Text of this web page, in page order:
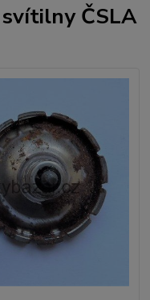
ČSLA